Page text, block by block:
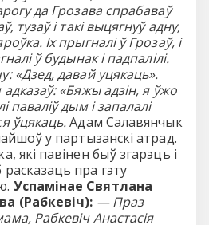
да Грозава спрабаваў
тузаў і такі выцягнуў адну,
Іх прыгналі ў Грозаў, і
ў будынак і падпалілі.
«Дзед, давай уцякаць».
адказаў: «Бяжы адзін, я ўжо
паваліў дым і запалалі
ўцякаць.Адам Салавянчык
у партызанскі атрад.
які павінен быў згарэць і
пра гэту
Успамінае Святлана
(Рабкевіч): — Праз
Рабкевіч Анастасія